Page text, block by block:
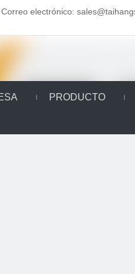
Correo electrónico:
PRODUCTO